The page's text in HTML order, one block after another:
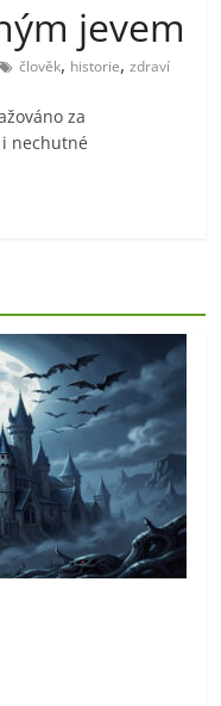
jevem
člověk, historie,zdraví
za
nechutné